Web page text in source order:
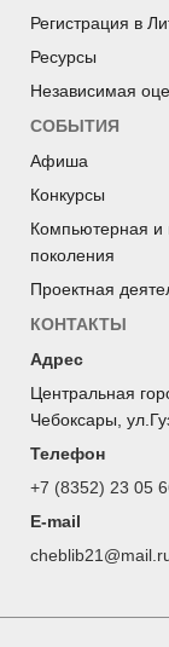
Регистрация в
Ресурсы
Независимая
СОБЫТИЯ
Афиша
Конкурсы
Компьютерная и
поколения
Проектная
КОНТАКТЫ
Адрес
Центральная
Чебоксары,
Телефон
+7 (8352) 23 05
E-mail